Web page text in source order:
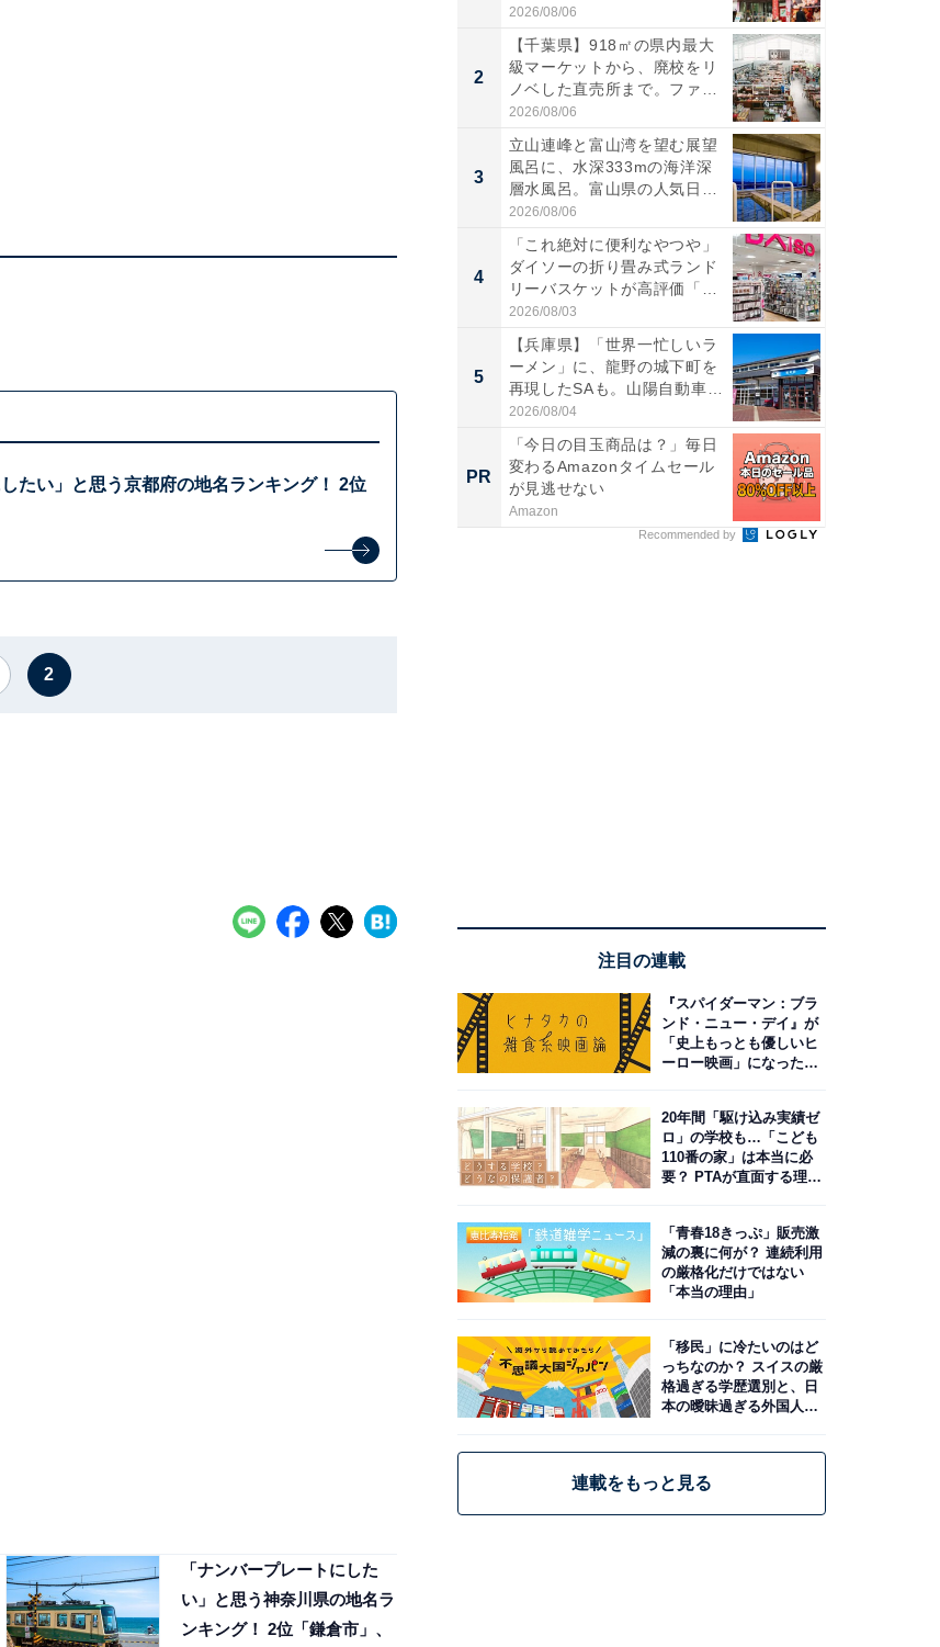
したい」と思う京都府の地名ランキング！ 2位
2
「ナンバープレートにした
い」と思う神奈川県の地名ラ
ンキング！ 2位「鎌倉市」、
伊...
2026/08/06
2
【千葉県】918㎡の県内最大
級マーケットから、廃校をリ
ノベした直売所まで。ファ
ー...
2026/08/06
3
立山連峰と富山湾を望む展望
風呂に、水深333mの海洋深
層水風呂。富山県の人気日
帰...
2026/08/06
4
「これ絶対に便利なやつや」
ダイソーの折り畳み式ランド
リーバスケットが高評価「使
わ...
2026/08/03
5
【兵庫県】「世界一忙しいラ
ーメン」に、龍野の城下町を
再現したSAも。山陽自動車
道...
2026/08/04
PR
「今日の目玉商品は？」毎日
変わるAmazonタイムセール
が見逃せない
Amazon
Recommended by
注目の連載
『スパイダーマン：ブラ
ンド・ニュー・デイ』が
「史上もっとも優しいヒ
ーロー映画」になった理
20年間「駆け込み実績ゼ
ロ」の学校も…「こども
110番の家」は本当に必
要？ PTAが直面する理想
「青春18きっぷ」販売激
減の裏に何が？ 連続利用
の厳格化だけではない
「本当の理由」
「移民」に冷たいのはど
っちなのか？ スイスの厳
格過ぎる学歴選別と、日
本の曖昧過ぎる外国人政
連載をもっと見る